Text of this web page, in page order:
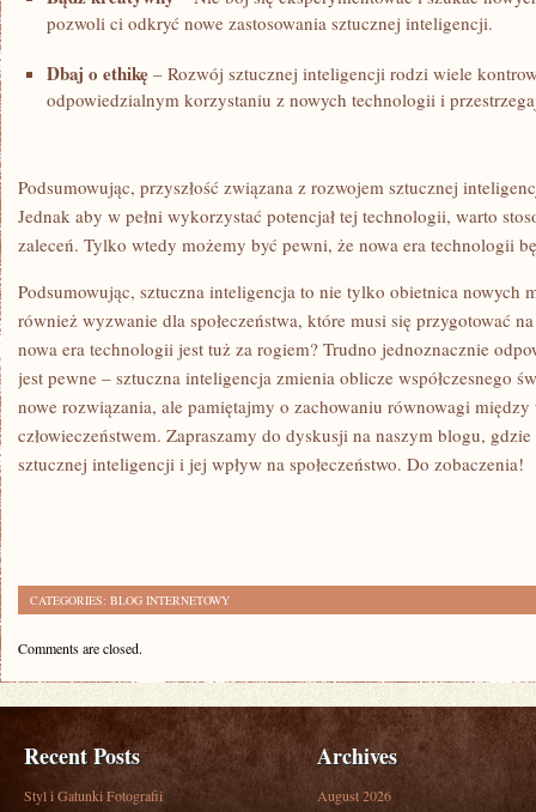
pozwoli ci ⁢odkryć nowe zastosowania sztucznej‍ inteligencji.
Dbaj o ethikę – Rozwój sztucznej inteligencji rodzi wiele
⁤odpowiedzialnym korzystaniu​ z nowych technologii‌ i
Podsumowując, ​przyszłość związana⁤ z rozwojem ⁣sztucznej
Jednak ‍aby w pełni ‍wykorzystać ‍potencjał tej technologii, warto
zaleceń. Tylko wtedy możemy być pewni, że‌ nowa era ‍technologii
Podsumowując, sztuczna inteligencja to nie tylko ⁤obietnica ⁣nowych
również‌ wyzwanie dla ​społeczeństwa, które ⁢musi się przygotować
nowa⁣ era technologii ⁤jest⁣ tuż za⁣ rogiem? Trudno jednoznacznie​
jest​ pewne – sztuczna inteligencja zmienia oblicze współczesnego
nowe ⁢rozwiązania,‌ ale pamiętajmy o zachowaniu równowagi między
człowieczeństwem. Zapraszamy do⁣ dyskusji‌ na naszym blogu,
sztucznej‍ inteligencji i jej wpływ na społeczeństwo. Do zobaczenia!
CATEGORIES: BLOG INTERNETOWY
Comments are closed.
Recent Posts
Styl i Gatunki Fotografii
Archives
August 2026